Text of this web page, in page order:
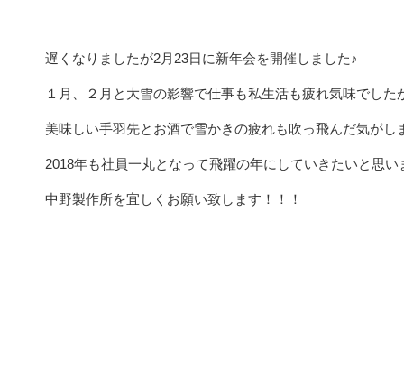
遅くなりましたが2月23日に新年会を開催しました♪
１月、２月と大雪の影響で仕事も私生活も疲れ気味でした
美味しい手羽先とお酒で雪かきの疲れも吹っ飛んだ気がし
2018年も社員一丸となって飛躍の年にしていきたいと思い
中野製作所を宜しくお願い致します！！！